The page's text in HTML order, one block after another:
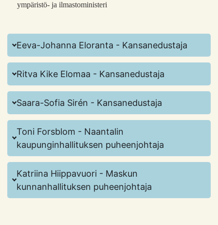
ympäristö- ja ilmastoministeri
Eeva-Johanna Eloranta - Kansanedustaja
Ritva Kike Elomaa - Kansanedustaja
Saara-Sofia Sirén - Kansanedustaja
Toni Forsblom - Naantalin
kaupunginhallituksen puheenjohtaja
Katriina Hiippavuori - Maskun
kunnanhallituksen puheenjohtaja